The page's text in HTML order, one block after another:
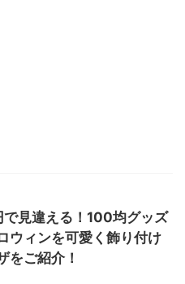
見違える！100均グッズ
ウィンを可愛く飾り付け
をご紹介！